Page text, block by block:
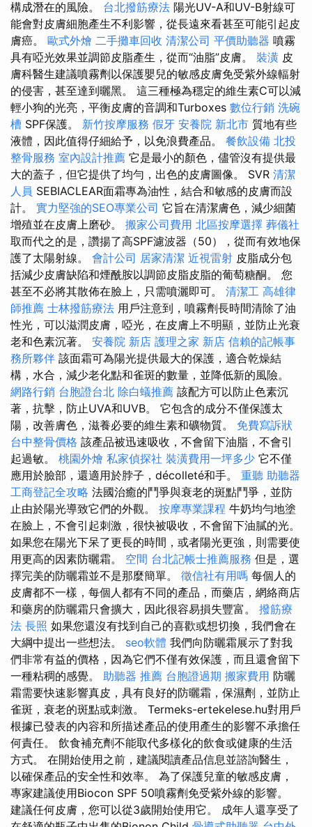
構成潛在的風險。 台北撥筋療法 陽光UV-A和UV-B射線可
能會對皮膚細胞產生不利影響，從長遠來看甚至可能引起皮
膚癌。 歐式外燴 二手攤車回收 清潔公司 平價助聽器 噴霧
具有啞光效果並調節皮脂產生，從而“油脂”皮膚。 裝潢 皮
膚科醫生建議噴霧劑以保護嬰兒的敏感皮膚免受紫外線輻射
的侵害，甚至達到曬黑。 這三種極為穩定的維生素C可以減
輕小狗的光亮，平衡皮膚的音調和Turboxes 數位行銷 洗碗
槽 SPF保護。 新竹按摩服務 假牙 安養院 新北市 質地有些
液體，因此值得仔細給予，以免浪費產品。 餐飲設備 北投
整骨服務 室內設計推薦 它是最小的顏色，儘管沒有提供最
大的蓋子，但它提供了均勻，出色的皮膚圖像。 SVR 清潔
人員 SEBIACLEAR面霜專為油性，結合和敏感的皮膚而設
計。 實力堅強的SEO專業公司 它旨在清潔膚色，減少細菌
增殖並在皮膚上磨砂。 搬家公司費用 北區按摩選擇 葬儀社
取而代之的是，讚揚了高SPF濾波器（50），從而有效地保
護了太陽射線。 會計公司 居家清潔 近視雷射 皮脂成分包
括減少皮膚缺陷和煙酰胺以調節皮脂皮脂的葡萄糖酮。 您
甚至不必將其散佈在臉上，只需噴灑即可。 清潔工 高雄律
師推薦 士林撥筋療法 用戶注意到，噴霧劑長時間清除了油
性光，可以滋潤皮膚，啞光，在皮膚上不明顯，並防止光衰
老和色素沉著。 安養院 新店 護理之家 新店 信賴的記帳事
務所夥伴 該面霜可為陽光提供最大的保護，適合乾燥結
構，水合，減少老化點和雀斑的數量，並降低新的風險。
網路行銷 台胞證台北 除白蟻推薦 該配方可以防止色素沉
著，抗擊，防止UVA和UVB。 它包含的成分不僅保護太
陽，改善膚色，滋養必要的維生素和礦物質。 免費寫訴狀
台中整骨價格 該產品被迅速吸收，不會留下油脂，不會引
起過敏。 桃園外燴 私家偵探社 裝潢費用一坪多少 它不僅
應用於臉部，還適用於脖子，décolleté和手。 重聽 助聽器
工商登記全攻略 法國治癒的鬥爭與衰老的斑點鬥爭，並防
止由於陽光導致它們的外觀。 按摩專業課程 牛奶均勻地塗
在臉上，不會引起刺激，很快被吸收，不會留下油膩的光。
如果您在陽光下呆了更長的時間，或者陽光更強，則需要使
用更高的因素防曬霜。 空間 台北記帳士推薦服務 但是，選
擇完美的防曬霜並不是那麼簡單。 徵信社有用嗎 每個人的
皮膚都不一樣，每個人都有不同的產品，而藥店，網絡商店
和藥房的防曬霜只會擴大，因此很容易損失豐富。 撥筋療
法 長照 如果您還沒有找到自己的喜歡或想切換，我們會在
大綱中提出一些想法。 seo軟體 我們向防曬霜展示了對我
們非常有益的價格，因為它們不僅有效保護，而且還會留下
一種粘稠的感覺。 助聽器 推薦 台胞證過期 搬家費用 防曬
霜需要快速影響真皮，具有良好的防曬霜，保濕劑，並防止
雀斑，衰老的斑點或刺激。 Termeks-ertekelese.hu對用戶
根據已發表的內容和所描述產品的使用產生的影響不承擔任
何責任。 飲食補充劑不能取代多樣化的飲食或健康的生活
方式。 在開始使用之前，建議閱讀產品信息並諮詢醫生，
以確保產品的安全性和效率。 為了保護兒童的敏感皮膚，
專家建議使用Biocon SPF 50噴霧劑免受紫外線的影響。
建議任何皮膚，您可以從3歲開始使用它。 成年人還享受了